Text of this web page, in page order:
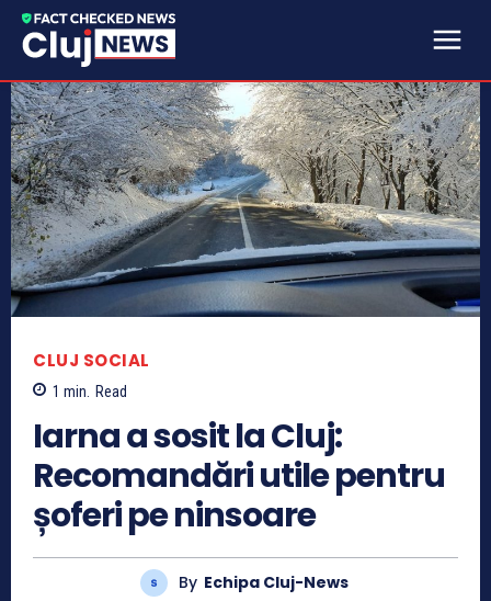
CLUJ SOCIAL
1 min. Read
Iarna a sosit la Cluj:
Recomandări utile pentru
șoferi pe ninsoare
By Echipa Cluj-News